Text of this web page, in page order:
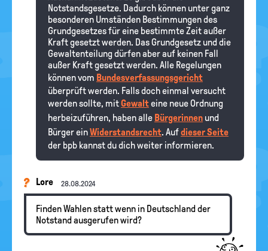
Notstandsgesetze. Dadurch können unter ganz
besonderen Umständen Bestimmungen des
Grundgesetzes für eine bestimmte Zeit außer
Kraft gesetzt werden. Das Grundgesetz und die
Gewaltenteilung dürfen aber auf keinen Fall
außer Kraft gesetzt werden. Alle Regelungen
können vom Bundesverfassungsgericht
überprüft werden. Falls doch einmal versucht
werden sollte, mitGewalteine neue Ordnung
herbeizuführen, haben alle Bürgerinnen und
Bürger einWiderstandsrecht. Aufdieser Seite
der bpb kannst du dich weiter informieren.
Lore 28.08.2024
Finden Wahlen statt wenn in Deutschland der
Notstand ausgerufen wird?